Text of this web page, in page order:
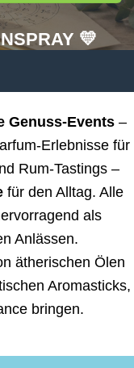
💛
Genuss-Events–
Erlebnisse für
Rum-Tastings –
für den Alltag. Alle
als
Anlässen.
ätherischen Ölen
Aromasticks,
bringen.